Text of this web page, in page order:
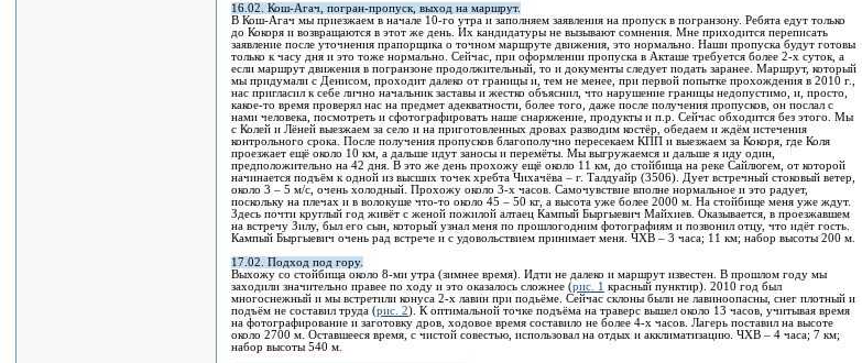
16.02. Кош-Агач, погран-пропуск, выход на маршрут.
В Кош-Агач мы приезжаем в начале 10-го утра и заполняем заявления на пропуск в погранзону. Ребята едут только
до Кокоря и возвращаются в этот же день. Их кандидатуры не вызывают сомнения. Мне приходится переписать
заявление после уточнения прапорщика о точном маршруте движения, это нормально. Наши пропуска будут готовы
только к часу дня и это тоже нормально. Сейчас, при оформлении пропуска в Акташе требуется более 2-х суток, а
если маршрут движения в погранзоне продолжительный, то и документы следует подать заранее. Маршрут, который
мы придумали с Денисом, проходит далеко от границы и, тем не менее, при первой попытке прохождения в 2010 г.,
нас пригласил к себе лично начальник заставы и жестко объяснил, что нарушение границы недопустимо, и, просто,
какое-то время проверял нас на предмет адекватности, более того, даже после получения пропусков, он послал с
нами человека, посмотреть и сфотографировать наше снаряжение, продукты и п.р. Сейчас обходится без этого. Мы
с Колей и Лёней выезжаем за село и на приготовленных дровах разводим костёр, обедаем и ждём истечения
контрольного срока. После получения пропусков благополучно пересекаем КПП и выезжаем за Кокоря, где Коля
проезжает ещё около 10 км, а дальше идут заносы и перемёты. Мы выгружаемся и дальше я иду один,
предположительно на 42 дня. В это же день прохожу ещё около 11 км, до стойбища на реке Сайлюгем, от которой
начинается подъём к одной из высших точек хребта Чихачёва – г. Талдуайр (3506). Дует встречный стоковый ветер,
около 3 – 5 м/с, очень холодный. Прохожу около 3-х часов. Самочувствие вполне нормальное и это радует,
поскольку на плечах и в волокуше что-то около 45 – 50 кг, а высота уже более 2000 м. На стойбище меня уже ждут.
Здесь почти круглый год живёт с женой пожилой алтаец Кампый Быргыевич Майхиев. Оказывается, в проезжавшем
на встречу Зилу, был его сын, который узнал меня по прошлогодним фотографиям и позвонил отцу, что идёт гость.
Кампый Быргыевич очень рад встрече и с удовольствием принимает меня. ЧХВ – 3 часа; 11 км; набор высоты 200 м.
17.02. Подход под гору.
Выхожу со стойбища около 8-ми утра (зимнее время). Идти не далеко и маршрут известен. В прошлом году мы
заходили значительно правее по ходу и это оказалось сложнее (рис. 1 красный пунктир). 2010 год был
многоснежный и мы встретили конуса 2-х лавин при подьёме. Сейчас склоны были не лавиноопасны, снег плотный и
подъём не составил труда (рис. 2). К оптимальной точке подъёма на траверс вышел около 13 часов, учитывая время
на фотографирование и заготовку дров, ходовое время составило не более 4-х часов. Лагерь поставил на высоте
около 2700 м. Оставшееся время, с чистой совестью, использовал на отдых и акклиматизацию. ЧХВ – 4 часа; 7 км;
набор высоты 540 м.